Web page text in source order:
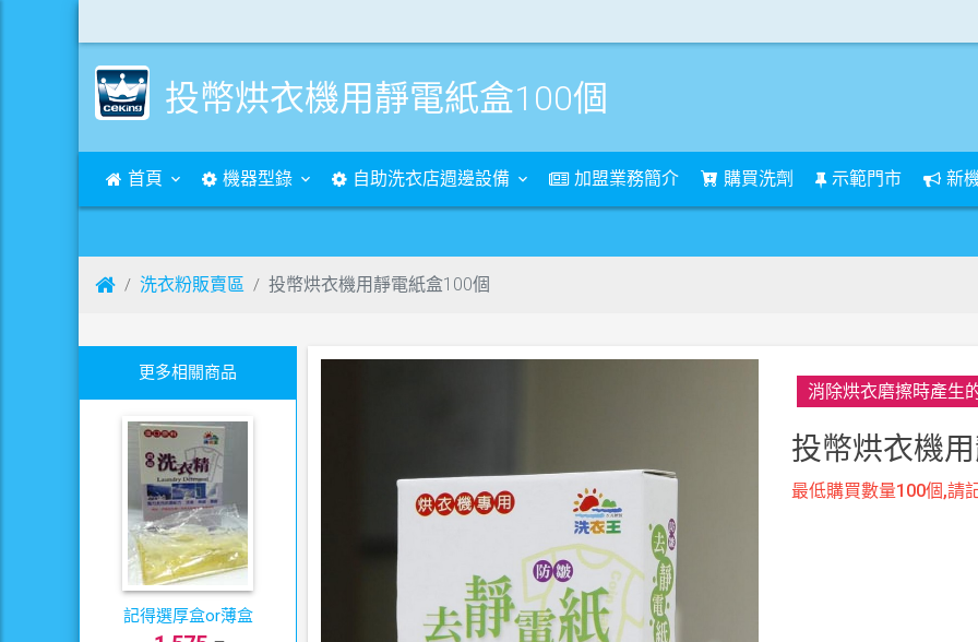
投幣烘衣機用靜電紙盒100個
首頁 機器型錄 自助洗衣店週邊設備 加盟業務簡介 購買洗劑 示範門市 新
樹
洗衣粉販賣區 投幣烘衣機用靜電紙盒100個
消除烘衣磨擦時產生
投幣烘衣機
最低購買數量100個,請
更多相關商品
記得選厚盒or薄盒